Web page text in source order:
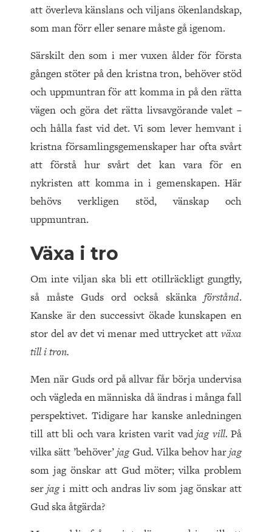
att överleva känslans och viljans ökenlandskap,
som man förr eller senare måste gå igenom.
Särskilt den som i mer vuxen ålder för första
gången stöter på den kristna tron, behöver stöd
och uppmuntran för att komma in på den rätta
vägen och göra det rätta livsavgörande valet –
och hålla fast vid det. Vi som lever hemvant i
kristna församlingsgemenskaper har ofta svårt
att förstå hur svårt det kan vara för en
nykristen att komma in i gemenskapen. Här
behövs verkligen stöd, vänskap och
uppmuntran.
Växa i tro
Om inte viljan ska bli ett otillräckligt gungfly,
så måste Guds ord också skänka förstånd.
Kanske är den successivt ökade kunskapen en
stor del av det vi menar med uttrycket att växa
till i tron.
Men när Guds ord på allvar får börja undervisa
och vägleda en människa då ändras i många fall
perspektivet. Tidigare har kanske anledningen
till att bli och vara kristen varit vadjag vill. På
vilka sätt ’behöver’jagGud. Vilka behov harjag
som jag önskar att Gud möter; vilka problem
serjagi mitt och andras liv som jag önskar att
Gud ska åtgärda?